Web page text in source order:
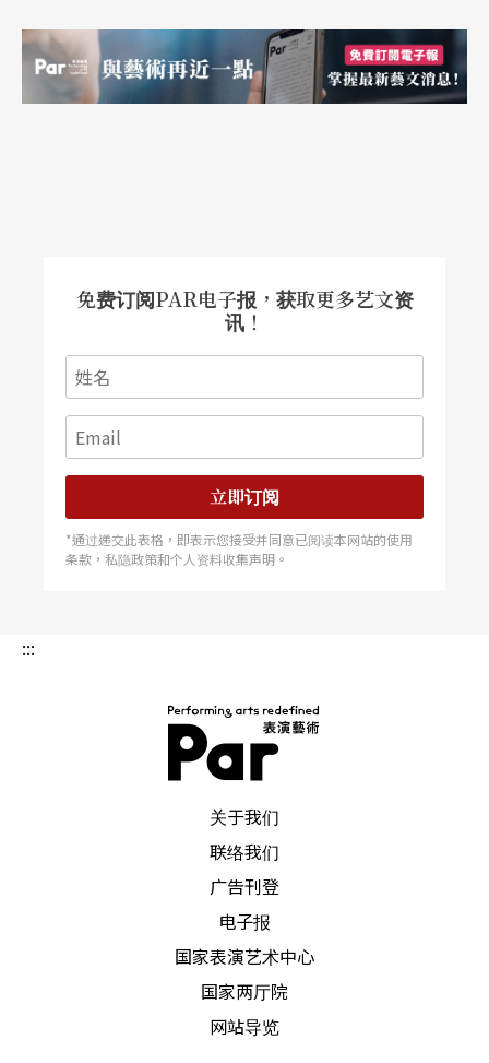
设计，像是行销这一个观音意象（image），与戏
剧情节无关，舞蹈内容也无法推衍情节，台上台下
免费订阅PAR电子报，获取更多艺文资
讯！
立即订阅
*通过递交此表格，即表示您接受并同意已阅读本网站的使用
条款，私隐政策和个人资料收集声明。
:::
关于我们
联络我们
广告刊登
电子报
国家表演艺术中心
国家两厅院
网站导览